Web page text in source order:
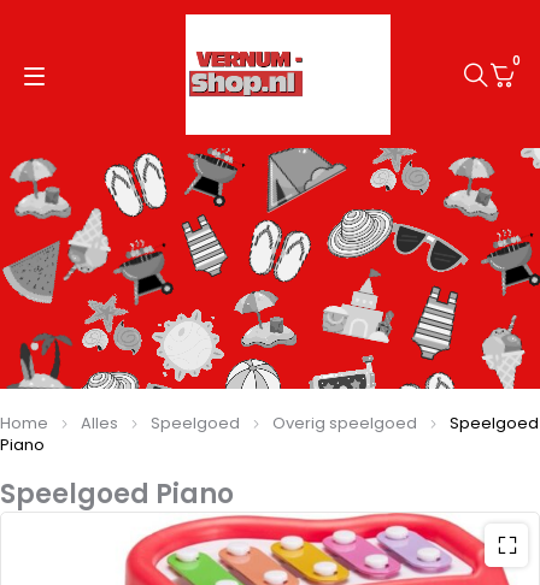
0
Speelgoed Piano
Home Alles Speelgoed Overig speelgoed
Speelgoed
Piano